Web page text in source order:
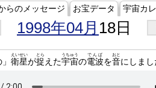
らのメッセージ お宝データ 宇宙カ
1998年04月 18日
衛星
えいせい
が捉
とら
えた宇宙
うちゅう
の電波
でんぱ
を音
おと
にしまし